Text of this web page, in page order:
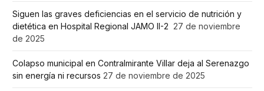
Siguen las graves deficiencias en el servicio de nutrición y
dietética en Hospital Regional JAMO II-2 27 de noviembre
de 2025
Colapso municipal en Contralmirante Villar deja al Serenazgo
sin energía ni recursos 27 de noviembre de 2025